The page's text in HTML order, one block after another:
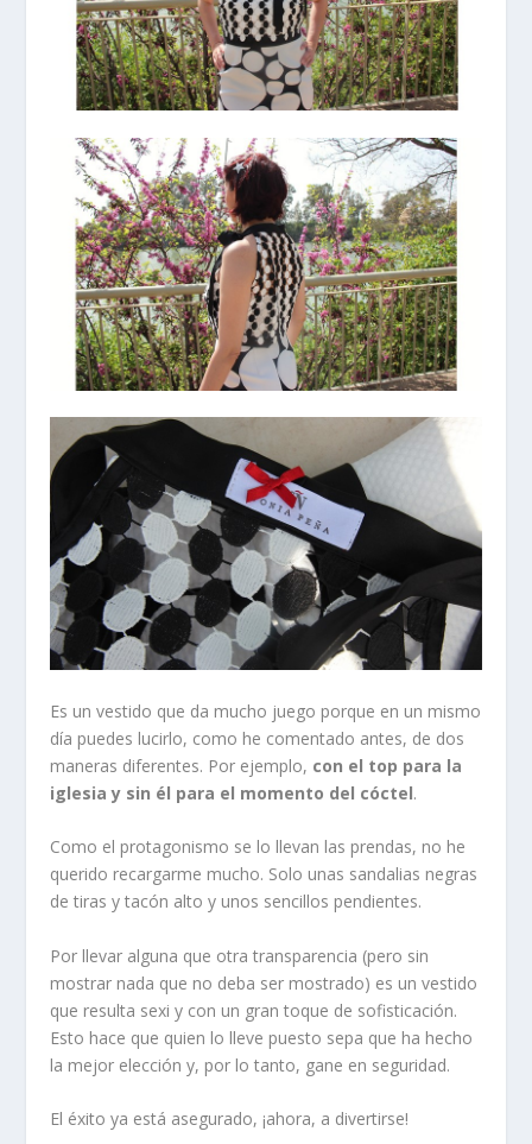
Es un vestido que da mucho juego porque en un mismo
día puedes lucirlo, como he comentado antes, de dos
maneras diferentes. Por ejemplo, con el top para la
iglesia y sin él para el momento del cóctel.
Como el protagonismo se lo llevan las prendas, no he
querido recargarme mucho. Solo unas sandalias negras
de tiras y tacón alto y unos sencillos pendientes.
Por llevar alguna que otra transparencia (pero sin
mostrar nada que no deba ser mostrado) es un vestido
que resulta sexi y con un gran toque de sofisticación.
Esto hace que quien lo lleve puesto sepa que ha hecho
la mejor elección y, por lo tanto, gane en seguridad.
El éxito ya está asegurado, ¡ahora, a divertirse!